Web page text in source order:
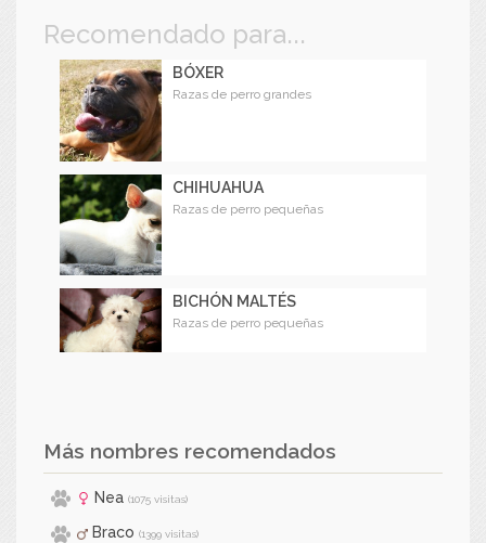
Recomendado para...
BÓXER
Razas de perro grandes
CHIHUAHUA
Razas de perro pequeñas
BICHÓN MALTÉS
Razas de perro pequeñas
Más nombres recomendados
Nea (1075 visitas)
Braco (1399 visitas)